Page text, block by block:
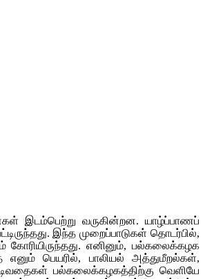
இடம்பெற்று வருகின்றன. யாழ்ப்பாணப்
இந்த முறைப்பாடுகள் தொடர்பில்,
எனினும், பல்கலைக்கழக
எனும் பெயரில், பாலியல் அத்துமீறல்கள்,
பல்கலைக்கழகத்திற்கு வெளியே